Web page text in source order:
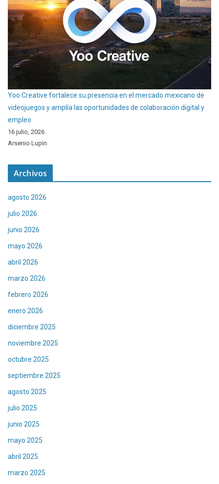
Yoo Creative fortalece su presencia en el mercado mexicano de
videojuegos y amplía las oportunidades de colaboración digital y
empleo
16 julio, 2026
Arsenio Lupin
Archivos
agosto 2026
julio 2026
junio 2026
mayo 2026
abril 2026
marzo 2026
febrero 2026
enero 2026
diciembre 2025
noviembre 2025
octubre 2025
septiembre 2025
agosto 2025
julio 2025
junio 2025
mayo 2025
abril 2025
marzo 2025